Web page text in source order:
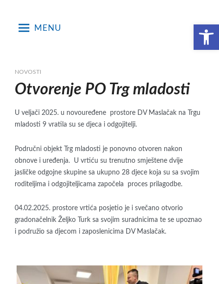
Open toolbar
MENU
NOVOSTI
Otvorenje PO Trg mladosti
U veljači 2025. u novouređene prostore DV Maslačak na Trgu
mladosti 9 vratila su se djeca i odgojitelji.
Područni objekt Trg mladosti je ponovno otvoren nakon
obnove i uređenja. U vrtiću su trenutno smještene dvije
jasličke odgojne skupine sa ukupno 28 djece koja su sa svojim
roditeljima i odgojiteljicama započela proces prilagodbe.
04.02.2025. prostore vrtića posjetio je i svečano otvorio
gradonačelnik Željko Turk sa svojim suradnicima te se upoznao
i podružio sa djecom i zaposlenicima DV Maslačak.